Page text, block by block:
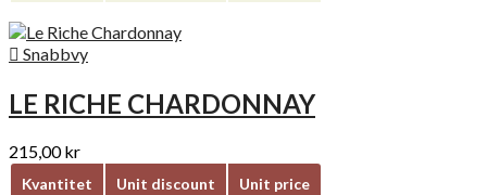
 Snabbvy
LE RICHE CHARDONNAY
215,00 kr
Kvantitet Unit discount
Unit price